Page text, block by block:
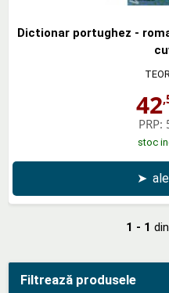
Filtrează produsele
Dictionar portughez -
42
PRP:
stoc
➤
1 - 1 din